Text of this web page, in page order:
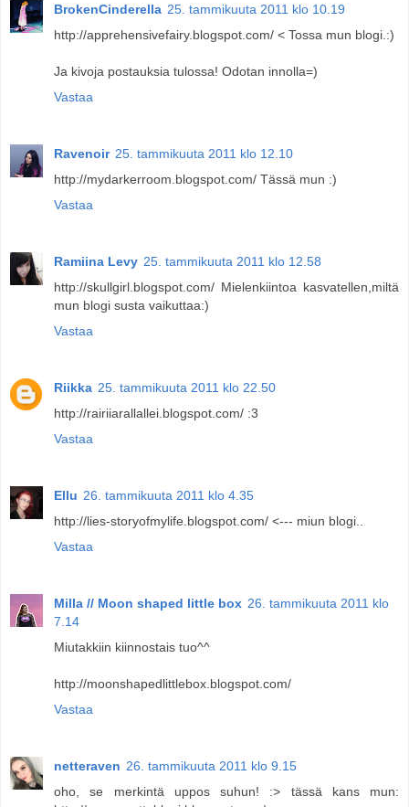
BrokenCinderella 25. tammikuuta 2011 klo 10.19
http://apprehensivefairy.blogspot.com/ < Tossa mun blogi.:)
Ja kivoja postauksia tulossa! Odotan innolla=)
Vastaa
Ravenoir 25. tammikuuta 2011 klo 12.10
http://mydarkerroom.blogspot.com/ Tässä mun :)
Vastaa
Ramiina Levy 25. tammikuuta 2011 klo 12.58
http://skullgirl.blogspot.com/ Mielenkiintoa kasvatellen,miltä
mun blogi susta vaikuttaa:)
Vastaa
Riikka 25. tammikuuta 2011 klo 22.50
http://rairiiarallallei.blogspot.com/ :3
Vastaa
Ellu 26. tammikuuta 2011 klo 4.35
http://lies-storyofmylife.blogspot.com/ <--- miun blogi..
Vastaa
Milla // Moon shaped little box 26. tammikuuta 2011 klo
7.14
Miutakkiin kiinnostais tuo^^
http://moonshapedlittlebox.blogspot.com/
Vastaa
netteraven 26. tammikuuta 2011 klo 9.15
oho, se merkintä uppos suhun! :> tässä kans mun: